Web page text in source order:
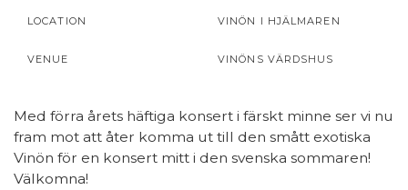
LOCATION VINÖN I HJÄLMAREN
VENUE VINÖNS VÄRDSHUS
Med förra årets häftiga konsert i färskt minne ser vi nu
fram mot att åter komma ut till den smått exotiska
Vinön för en konsert mitt i den svenska sommaren!
Välkomna!